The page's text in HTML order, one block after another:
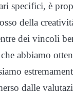
specifici, è
della
dei vincoli
abbiamo
dalle